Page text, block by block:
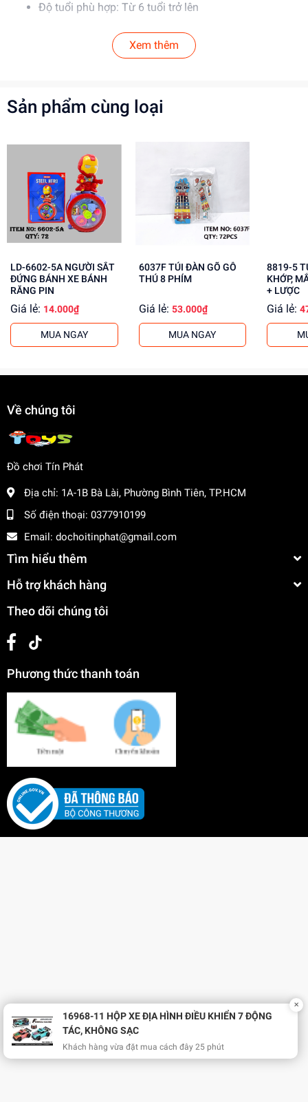
Độ tuổi phù hợp: Từ 6 tuổi trở lên
Hướng Dẫn Sử Dụng
Đọc kỹ hướng dẫn trước khi sử dụng
Lợi Ích Phát Triển
Phát triển tư duy sáng tạo, kỹ năng giải quyết vấn đề
Rèn luyện kỹ năng phối hợp, làm việc nhóm
Tăng cường khả năng quan sát, tập trung
Mua ngay tạidochoitinphat.com
, chúng tôi cung cấp giá sỉ
cho khách buôn. Liên hệ ngay để biết thêm thông tin!
Xem thêm
Sản phẩm cùng loại
LD-6602-5A NGƯỜI SẮT
ĐỨNG BÁNH XE BÁNH
RĂNG PIN
Giá lẻ: 14.000₫
MUA NGAY
6037F TÚI ĐÀN GÕ GỖ
THÚ 8 PHÍM
Giá lẻ: 53.000₫
MUA NGAY
8819-5 TÚI BABY 1C
KHỚP,
+ LƯỢC
Giá lẻ:
Về chúng tôi
Đồ chơi Tín Phát
Địa chỉ: 1A-1B Bà Lài, Phường Bình Tiên, TP.HCM
Số điện thoại: 0377910199
Email: dochoitinphat@gmail.com
Tìm hiểu thêm
Hỗ trợ khách hàng
Theo dõi chúng tôi
Phương thức thanh toán
16968-11 HỘP XE ĐỊA HÌNH ĐIỀU KHIỂN 7 ĐỘNG
TÁC, KHÔNG SẠC
Khách hàng vừa đặt mua cách đây 25 phút
✕